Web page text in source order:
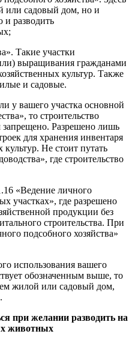
или садовый дом, но и
и разводить
Такие участки
выращивания гражданами
культур. Также
и садовые.
у вашего участка основной
то строительство
Разрешено лишь
для хранения инвентаря
культур. Не стоит путать
где строительство
«Ведение личного
участках», где разрешено
продукции без
строительства. При
подсобного хозяйства»
использования вашего
обозначенным выше, то
жилой или садовый дом,
при желании разводить на
животных